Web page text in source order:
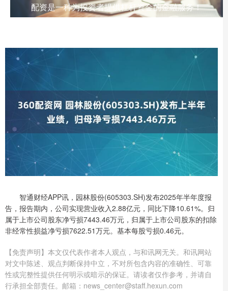
配资是一种为投资者提供杠杆资金的金融服务！
智通财经APP讯，园林股份(605303.SH)发布2025年半年度报
告，报告期内，公司实现营业收入2.88亿元，同比下降10.61%。归
属于上市公司股东净亏损7443.46万元，归属于上市公司股东的扣除
非经常性损益净亏损7622.51万元。基本每股亏损0.46元。
【免责声明】本文仅代表作者本人观点，与和讯网无关。和讯网站
对文中陈述、观点判断保持中立，不对所包含内容的准确性、可靠
性或完整性提供任何明示或暗示的保证。请读者仅作参考，并请自
行承担全部责任。邮箱：news_center@staff.hexun.com